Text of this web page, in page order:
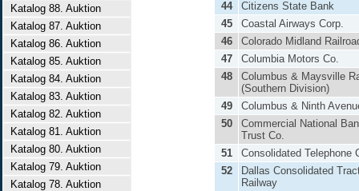
Katalog 88. Auktion
Katalog 87. Auktion
Katalog 86. Auktion
Katalog 85. Auktion
Katalog 84. Auktion
Katalog 83. Auktion
Katalog 82. Auktion
Katalog 81. Auktion
Katalog 80. Auktion
Katalog 79. Auktion
Katalog 78. Auktion
44
Citizens State Bank
45
Coastal Airways Corp.
46
Colorado Midland
47
Columbia Motors Co.
48
Columbus & Maysville
(Southern Division)
49
Columbus & Ninth
50
Commercial National
Trust Co.
51
Consolidated Telephone
52
Dallas Consolidated
Railway